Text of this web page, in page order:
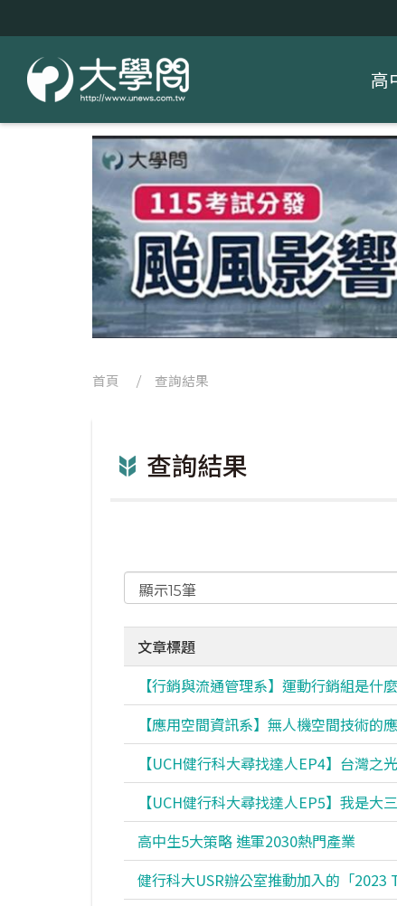
高
首頁 / 查詢結果
查詢結果
文章標題
【行銷與流通管理系】運動行銷組是什
【應用空間資訊系】無人機空間技術的
【UCH健行科大尋找達人EP4】台灣之
【UCH健行科大尋找達人EP5】我是
高中生5大策略 進軍2030熱門產業
健行科大USR辦公室推動加入的「2023